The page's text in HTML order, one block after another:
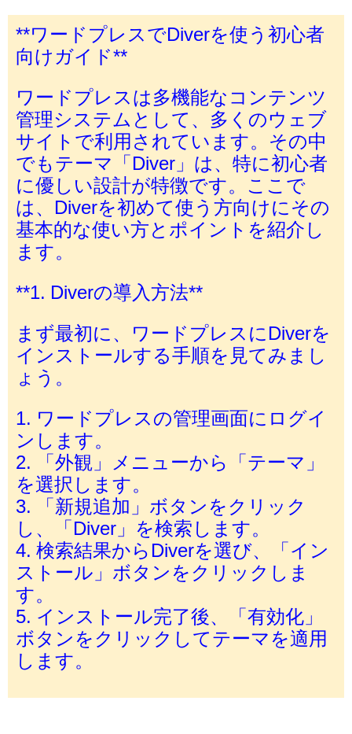
**ワードプレスでDiverを使う初心者
向けガイド**
ワードプレスは多機能なコンテンツ
管理システムとして、多くのウェブ
サイトで利用されています。その中
でもテーマ「Diver」は、特に初心者
に優しい設計が特徴です。ここで
は、Diverを初めて使う方向けにその
基本的な使い方とポイントを紹介し
ます。
**1. Diverの導入方法**
まず最初に、ワードプレスにDiverを
インストールする手順を見てみまし
ょう。
1. ワードプレスの管理画面にログイ
ンします。
2. 「外観」メニューから「テーマ」
を選択します。
3. 「新規追加」ボタンをクリック
し、「Diver」を検索します。
4. 検索結果からDiverを選び、「イン
ストール」ボタンをクリックしま
す。
5. インストール完了後、「有効化」
ボタンをクリックしてテーマを適用
します。